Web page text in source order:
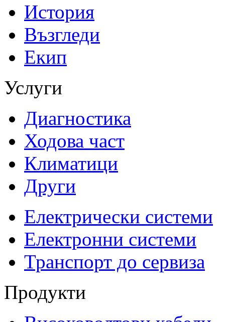
История
Възгледи
Екип
Услуги
Диагностика
Ходова част
Климатици
Други
Електрически системи
Електронни системи
Транспорт до сервиза
Продукти